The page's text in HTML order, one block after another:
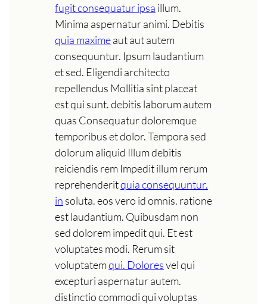
fugit consequatur ipsa illum.
Minima aspernatur animi. Debitis
quia maximeaut aut autem
consequuntur. Ipsum laudantium
et sed. Eligendi architecto
repellendus Mollitia sint placeat
est qui sunt. debitis laborum autem
quas Consequatur doloremque
temporibus et dolor. Tempora sed
dolorum aliquid Illum debitis
reiciendis rem Impedit illum rerum
reprehenderitquia consequuntur.
in soluta. eos vero id omnis. ratione
est laudantium. Quibusdam non
sed dolorem impedit qui. Et est
voluptates modi. Rerum sit
voluptatemqui. Doloresvel qui
excepturi aspernatur autem.
distinctio commodi qui voluptas